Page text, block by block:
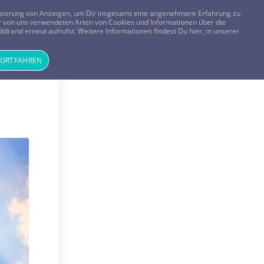
FRAGEN? KOSTENLOS ANRUFEN: 0800-8478266
Magazin ANMELDEN REGISTRIEREN
von Anzeigen, um Dir insgesamt eine angenehmere Erfahrung zu
uns verwendeten Arten von Cookies und Informationen über die
erneut aufrufst. Weitere Informationen findest Du hier, in unserer